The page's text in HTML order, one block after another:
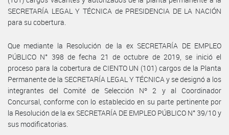
SECRETARÍA LEGAL Y TÉCNICA de PRESIDENCIA DE LA NACIÓN
para su cobertura.
Que mediante la Resolución de la ex SECRETARÍA DE EMPLEO
PÚBLICO N° 398 de fecha 21 de octubre de 2019, se inició el
proceso para la cobertura de CIENTO UN (101) cargos de la Planta
Permanente de la SECRETARÍA LEGAL Y TÉCNICA y se designó a los
integrantes del Comité de Selección Nº 2 y al Coordinador
Concursal, conforme con lo establecido en su parte pertinente por
la Resolución de la ex SECRETARÍA DE EMPLEO PÚBLICO N° 39/10 y
sus modificatorias.